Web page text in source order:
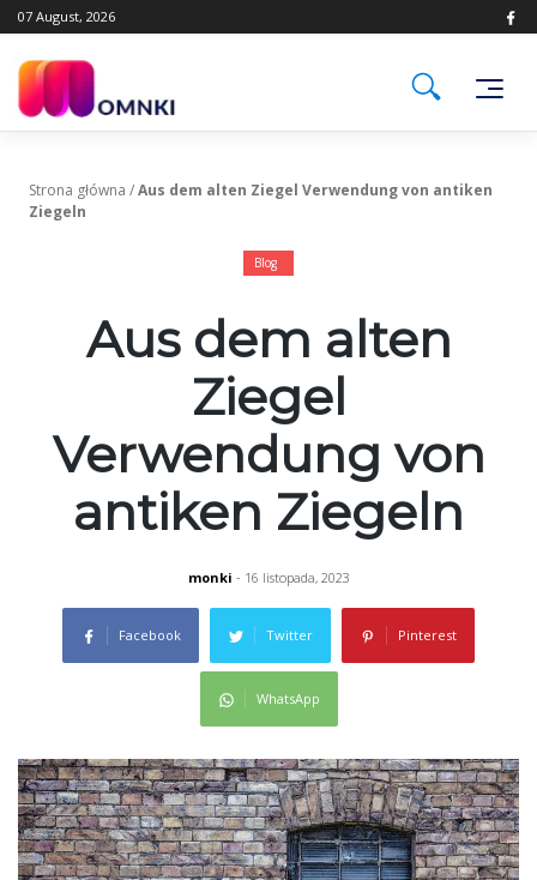
Skip
to
07 August, 2026
Strona główna /Aus dem alten Ziegel Verwendung von antiken
Ziegeln
Blog
Aus dem alten
Ziegel
Verwendung von
antiken Ziegeln
monki - 16 listopada, 2023
Facebook Twitter Pinterest
WhatsApp